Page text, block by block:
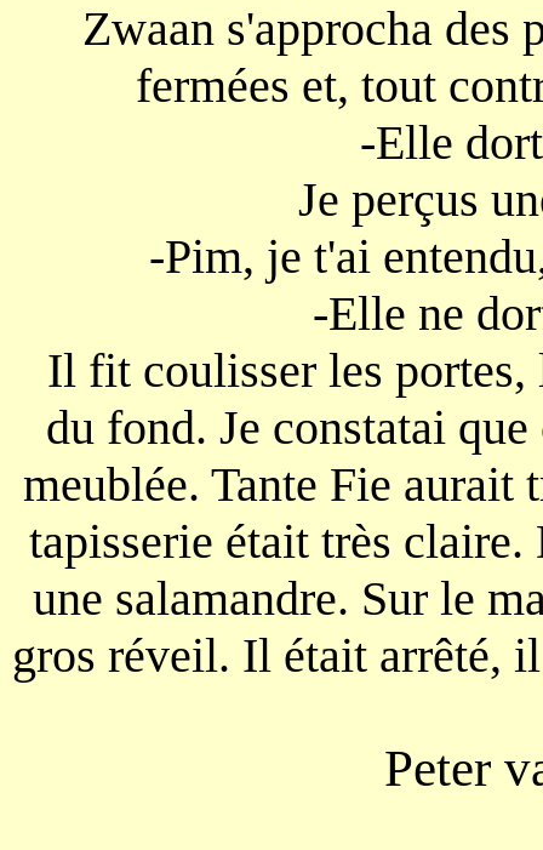
Zwaan s'approcha des
fermées et, tout
-Elle
Je perçus
-Pim, je t'ai
-Elle ne
Il fit coulisser les portes,
du fond. Je constatai
meublée. Tante Fie aurait
tapisserie était très
une salamandre. Sur le
gros réveil. Il était arrêté,
Peter